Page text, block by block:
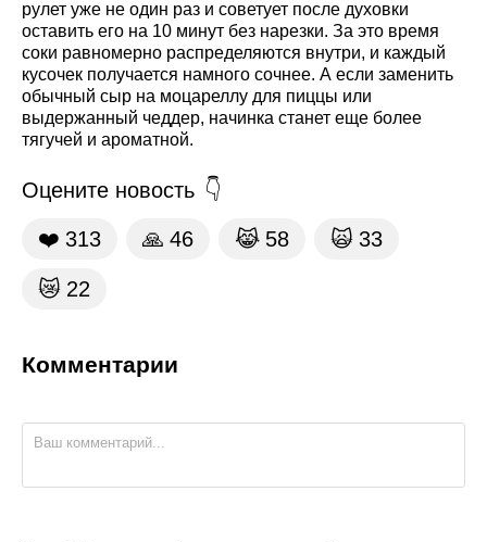
рулет уже не один раз и советует после духовки
оставить его на 10 минут без нарезки. За это время
соки равномерно распределяются внутри, и каждый
кусочек получается намного сочнее. А если заменить
обычный сыр на моцареллу для пиццы или
выдержанный чеддер, начинка станет еще более
тягучей и ароматной.
Оцените новость
❤️ 313 🙏 46 😹 58 🙀 33
😿 22
Комментарии